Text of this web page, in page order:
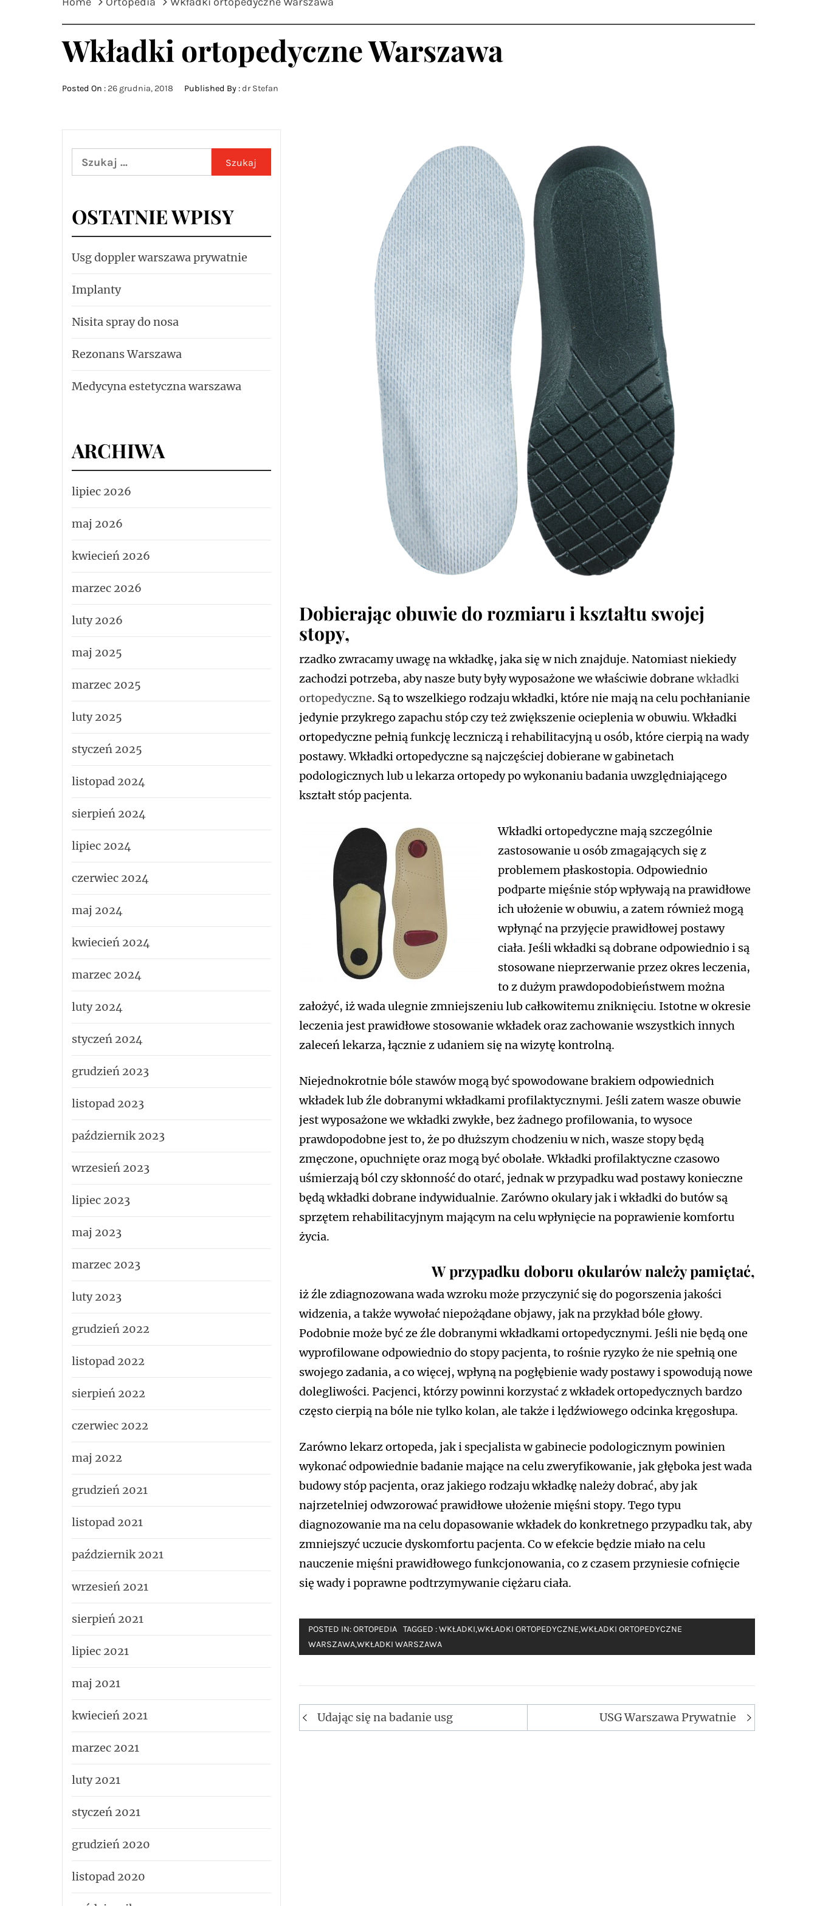
Wkładki ortopedyczne Warszawa
Posted On : 26 grudnia, 2018 Published By :dr Stefan
Dobierając obuwie do rozmiaru i kształtu swojej
stopy,
rzadko zwracamy uwagę na wkładkę, jaka się w nich znajduje. Natomiast niekiedy
zachodzi potrzeba, aby nasze buty były wyposażone we właściwie dobranewkładki
ortopedyczne. Są to wszelkiego rodzaju wkładki, które nie mają na celu pochłanianie
jedynie przykrego zapachu stóp czy też zwiększenie ocieplenia w obuwiu. Wkładki
ortopedyczne pełnią funkcję leczniczą i rehabilitacyjną u osób, które cierpią na wady
postawy. Wkładki ortopedyczne są najczęściej dobierane w gabinetach
podologicznych lub u lekarza ortopedy po wykonaniu badania uwzględniającego
kształt stóp pacjenta.
Wkładki ortopedyczne mają szczególnie
zastosowanie u osób zmagających się z
problemem płaskostopia. Odpowiednio
podparte mięśnie stóp wpływają na prawidłowe
ich ułożenie w obuwiu, a zatem również mogą
wpłynąć na przyjęcie prawidłowej postawy
ciała. Jeśli wkładki są dobrane odpowiednio i są
stosowane nieprzerwanie przez okres leczenia,
to z dużym prawdopodobieństwem można
założyć, iż wada ulegnie zmniejszeniu lub całkowitemu zniknięciu. Istotne w okresie
leczenia jest prawidłowe stosowanie wkładek oraz zachowanie wszystkich innych
zaleceń lekarza, łącznie z udaniem się na wizytę kontrolną.
Niejednokrotnie bóle stawów mogą być spowodowane brakiem odpowiednich
wkładek lub źle dobranymi wkładkami profilaktycznymi. Jeśli zatem wasze obuwie
jest wyposażone we wkładki zwykłe, bez żadnego profilowania, to wysoce
prawdopodobne jest to, że po dłuższym chodzeniu w nich, wasze stopy będą
zmęczone, opuchnięte oraz mogą być obolałe. Wkładki profilaktyczne czasowo
uśmierzają ból czy skłonność do otarć, jednak w przypadku wad postawy konieczne
będą wkładki dobrane indywidualnie. Zarówno okulary jak i wkładki do butów są
sprzętem rehabilitacyjnym mającym na celu wpłynięcie na poprawienie komfortu
życia.
W przypadku doboru okularów należy pamiętać,
iż źle zdiagnozowana wada wzroku może przyczynić się do pogorszenia jakości
widzenia, a także wywołać niepożądane objawy, jak na przykład bóle głowy.
Podobnie może być ze źle dobranymi wkładkami ortopedycznymi. Jeśli nie będą one
wyprofilowane odpowiednio do stopy pacjenta, to rośnie ryzyko że nie spełnią one
swojego zadania, a co więcej, wpłyną na pogłębienie wady postawy i spowodują nowe
dolegliwości. Pacjenci, którzy powinni korzystać z wkładek ortopedycznych bardzo
często cierpią na bóle nie tylko kolan, ale także i lędźwiowego odcinka kręgosłupa.
Zarówno lekarz ortopeda, jak i specjalista w gabinecie podologicznym powinien
wykonać odpowiednie badanie mające na celu zweryfikowanie, jak głęboka jest wada
budowy stóp pacjenta, oraz jakiego rodzaju wkładkę należy dobrać, aby jak
najrzetelniej odwzorować prawidłowe ułożenie mięśni stopy. Tego typu
diagnozowanie ma na celu dopasowanie wkładek do konkretnego przypadku tak, aby
zmniejszyć uczucie dyskomfortu pacjenta. Co w efekcie będzie miało na celu
nauczenie mięśni prawidłowego funkcjonowania, co z czasem przyniesie cofnięcie
się wady i poprawne podtrzymywanie ciężaru ciała.
POSTED IN:ORTOPEDIA TAGGED :WKŁADKI,WKŁADKI ORTOPEDYCZNE,WKŁADKI ORTOPEDYCZNE
WARSZAWA,WKŁADKI WARSZAWA
Nawigacja
wpisu
Udając się na badanie usg USG Warszawa Prywatnie
Szukaj:
OSTATNIE WPISY
Usg doppler warszawa prywatnie
Implanty
Nisita spray do nosa
Rezonans Warszawa
Medycyna estetyczna warszawa
ARCHIWA
lipiec 2026
maj 2026
kwiecień 2026
marzec 2026
luty 2026
maj 2025
marzec 2025
luty 2025
styczeń 2025
listopad 2024
sierpień 2024
lipiec 2024
czerwiec 2024
maj 2024
kwiecień 2024
marzec 2024
luty 2024
styczeń 2024
grudzień 2023
listopad 2023
październik 2023
wrzesień 2023
lipiec 2023
maj 2023
marzec 2023
luty 2023
grudzień 2022
listopad 2022
sierpień 2022
czerwiec 2022
maj 2022
grudzień 2021
listopad 2021
październik 2021
wrzesień 2021
sierpień 2021
lipiec 2021
maj 2021
kwiecień 2021
marzec 2021
luty 2021
styczeń 2021
grudzień 2020
listopad 2020